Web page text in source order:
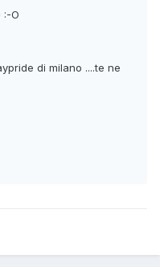
:-O
di milano ....te ne